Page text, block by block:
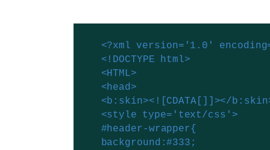
<?xml version='1.0'
<!DOCTYPE html>
<HTML>
<head>
<b:skin><![CDATA[]]></
<style type='text/css'>
#header-wrapper{
background:#333;